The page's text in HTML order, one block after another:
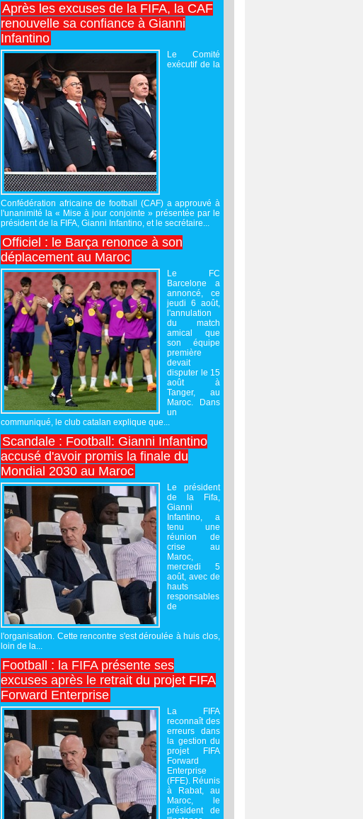
Après les excuses de la FIFA, la CAF
renouvelle sa confiance à Gianni
Infantino
Le Comité
exécutif de la
Confédération africaine de football (CAF) a approuvé à
l'unanimité la « Mise à jour conjointe » présentée par le
président de la FIFA, Gianni Infantino, et le secrétaire...
Officiel : le Barça renonce à son
déplacement au Maroc
Le FC
Barcelone a
annoncé, ce
jeudi 6 août,
l'annulation
du match
amical que
son équipe
première
devait
disputer le 15
août à
Tanger, au
Maroc. Dans
un
communiqué, le club catalan explique que...
Scandale : Football: Gianni Infantino
accusé d'avoir promis la finale du
Mondial 2030 au Maroc
Le président
de la Fifa,
Gianni
Infantino, a
tenu une
réunion de
crise au
Maroc,
mercredi 5
août, avec de
hauts
responsables
de
l'organisation. Cette rencontre s'est déroulée à huis clos,
loin de la...
Football : la FIFA présente ses
excuses après le retrait du projet FIFA
Forward Enterprise
La FIFA
reconnaît des
erreurs dans
la gestion du
projet FIFA
Forward
Enterprise
(FFE). Réunis
à Rabat, au
Maroc, le
président de